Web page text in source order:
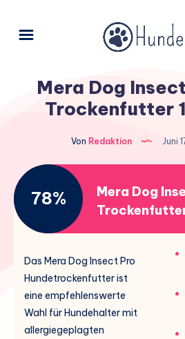
Mera Dog
Trockenfutter
Von Redaktion Juni
78%
Mera Dog
Das Mera Dog Insect Pro
Hundetrockenfutter ist
eine empfehlenswerte
Wahl für Hundehalter mit
allergiegeplagten